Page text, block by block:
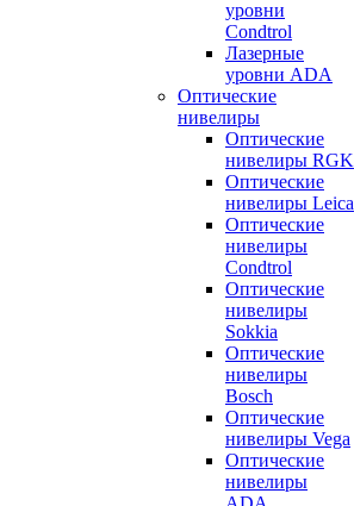
уровни
Condtrol
Лазерные
уровни ADA
Оптические
нивелиры
Оптические
нивелиры RGK
Оптические
нивелиры Leica
Оптические
нивелиры
Condtrol
Оптические
нивелиры
Sokkia
Оптические
нивелиры
Bosch
Оптические
нивелиры Vega
Оптические
нивелиры